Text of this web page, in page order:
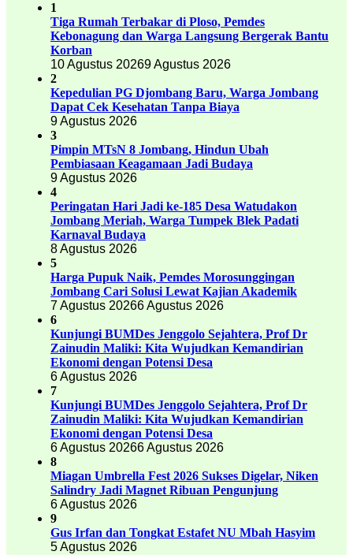
1
Tiga Rumah Terbakar di Ploso, Pemdes
Kebonagung dan Warga Langsung Bergerak Bantu
Korban
10 Agustus 20269 Agustus 2026
2
Kepedulian PG Djombang Baru, Warga Jombang
Dapat Cek Kesehatan Tanpa Biaya
9 Agustus 2026
3
Pimpin MTsN 8 Jombang, Hindun Ubah
Pembiasaan Keagamaan Jadi Budaya
9 Agustus 2026
4
Peringatan Hari Jadi ke-185 Desa Watudakon
Jombang Meriah, Warga Tumpek Blek Padati
Karnaval Budaya
8 Agustus 2026
5
Harga Pupuk Naik, Pemdes Morosunggingan
Jombang Cari Solusi Lewat Kajian Akademik
7 Agustus 20266 Agustus 2026
6
Kunjungi BUMDes Jenggolo Sejahtera, Prof Dr
Zainudin Maliki: Kita Wujudkan Kemandirian
Ekonomi dengan Potensi Desa
6 Agustus 2026
7
Kunjungi BUMDes Jenggolo Sejahtera, Prof Dr
Zainudin Maliki: Kita Wujudkan Kemandirian
Ekonomi dengan Potensi Desa
6 Agustus 20266 Agustus 2026
8
Miagan Umbrella Fest 2026 Sukses Digelar, Niken
Salindry Jadi Magnet Ribuan Pengunjung
6 Agustus 2026
9
Gus Irfan dan Tongkat Estafet NU Mbah Hasyim
5 Agustus 2026